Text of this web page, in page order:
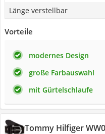
Länge verstellbar
Vorteile
modernes Design
große Farbauswahl
mit Gürtelschlaufe
Tommy Hilfiger